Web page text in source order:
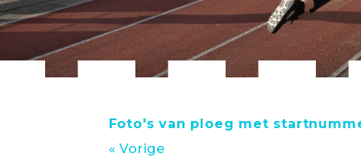
Foto's van ploeg met
« Vorige